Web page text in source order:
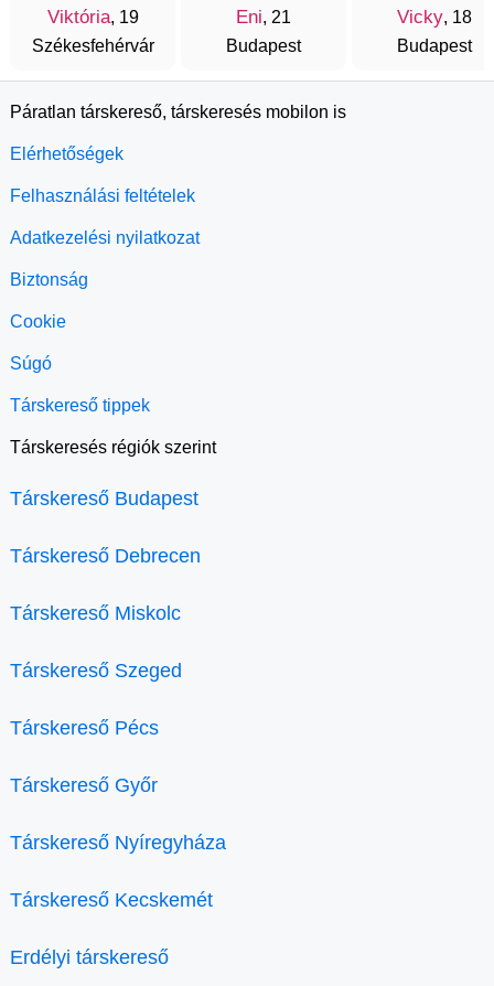
Viktória, 19
Székesfehérvár
Eni, 21
Budapest
Vicky, 18
Budapest
Páratlan társkereső, társkeresés mobilon is
Elérhetőségek
Felhasználási feltételek
Adatkezelési nyilatkozat
Biztonság
Cookie
Súgó
Társkereső tippek
Társkeresés régiók szerint
Társkereső Budapest
Társkereső Debrecen
Társkereső Miskolc
Társkereső Szeged
Társkereső Pécs
Társkereső Győr
Társkereső Nyíregyháza
Társkereső Kecskemét
Erdélyi társkereső